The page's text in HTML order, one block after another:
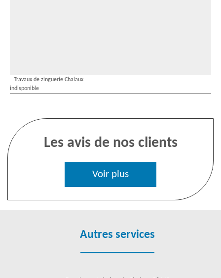
Travaux de zinguerie Chalaux
indisponible
Les avis de nos clients
Voir plus
Autres services